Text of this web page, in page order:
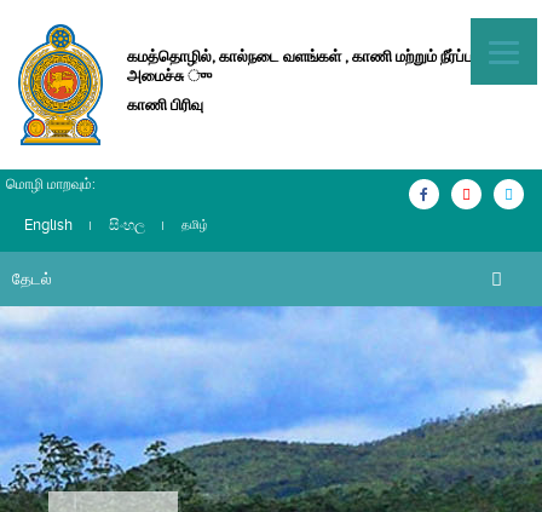
கமத்தொழில், கால்நடை வளங்கள் , காணி மற்றும் நீர்ப்பாசன
அமைச்சு ுு
காணி பிரிவு
மொழி மாறவும்:
English සිංහල தமிழ்